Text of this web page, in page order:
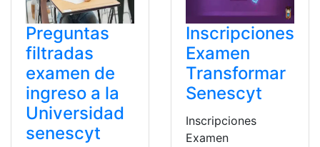
Preguntas
filtradas
examen de
ingreso a la
Universidad
senescyt
Inscripciones
Examen
Transformar
Senescyt
Inscripciones
Examen